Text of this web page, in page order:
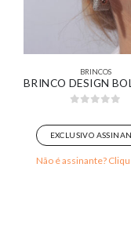
BRINCOS
EXCLUSIVO
Não é assinante?